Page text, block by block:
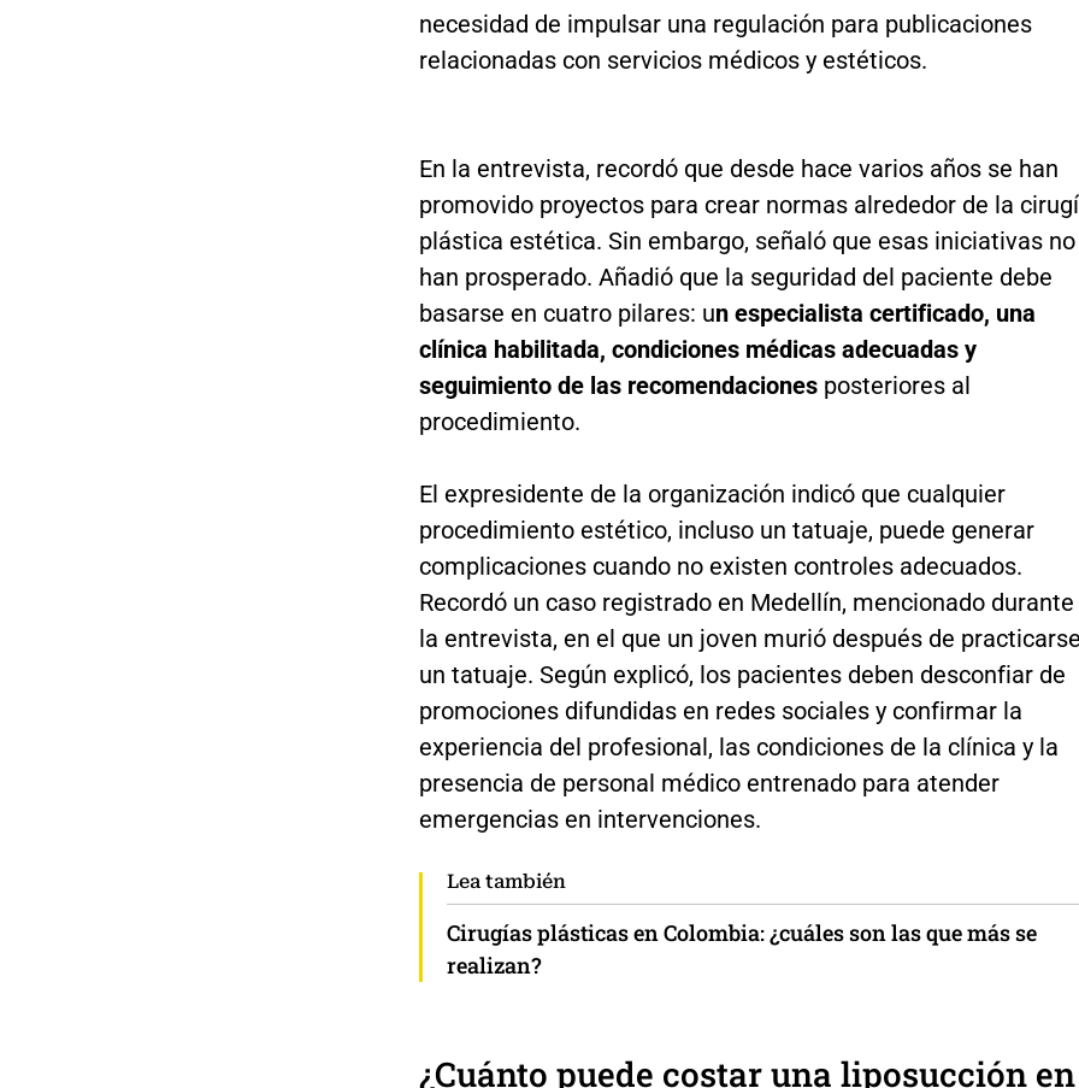
necesidad de impulsar una regulación para publicaciones
relacionadas con servicios médicos y estéticos.
En la entrevista, recordó que desde hace varios años se han
promovido proyectos para crear normas alrededor de la
plástica estética. Sin embargo, señaló que esas iniciativas no
han prosperado. Añadió que la seguridad del paciente debe
basarse en cuatro pilares: un especialista certificado, una
clínica habilitada, condiciones médicas adecuadas y
seguimiento de las recomendaciones posteriores al
procedimiento.
El expresidente de la organización indicó que cualquier
procedimiento estético, incluso un tatuaje, puede generar
complicaciones cuando no existen controles adecuados.
Recordó un caso registrado en Medellín, mencionado durante
la entrevista, en el que un joven murió después de
un tatuaje. Según explicó, los pacientes deben desconfiar de
promociones difundidas en redes sociales y confirmar la
experiencia del profesional, las condiciones de la clínica y la
presencia de personal médico entrenado para atender
emergencias en intervenciones.
Lea también
Cirugías plásticas en Colombia: ¿cuáles son las que más se
realizan?
¿Cuánto puede costar una liposucción en